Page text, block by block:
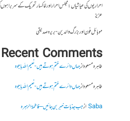
احراریوں کی عیاشیاں : مجلس احرار اور خاکسار تحریک کے
عزیز
موبائل فون اور بزرگ والدین- بریرہ صدیقی
Recent Comments
طاہرہ مسعودازجہاں دائرے ختم ہوتے ہیں- نعیم اللہ باجوہ
طاہرہ مسعودازجہاں دائرے ختم ہوتے ہیں- نعیم اللہ باجوہ
Sabaازجب جذبات خبر بن جائیں – فاطمۃالزہرہ